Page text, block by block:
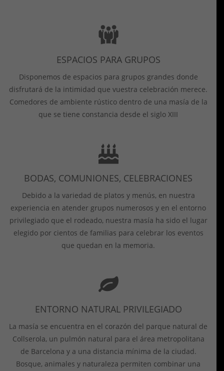
ESPACIOS PARA GRUPOS
Disponemos de espacios para grupos grandes donde
disfrutará de la intimidad que vuestra celebración merece.
Comedores de ambiente rústico dentro de una masía de la
que se tiene constancia desde el siglo XIII
BODAS, COMUNIONES, CELEBRACIONES
Debido a la variedad de platos y menús, en nuestra
experiencia en atender grupos numerosos y en el entorno
privilegiado que el rodeado, nuestra masía ha sido el lugar
elegido por cientos de familias para celebrar los eventos
que quedan en la memoria.
ENTORNO NATURAL PRIVILEGIADO
La masía se encuentra en el corazón del parque natural de
Collserola, un pulmón natural para el área metropolitana
de Barcelona y a una distancia mínima de la ciudad.
Bosque, animales y naturaleza permiten combinar una